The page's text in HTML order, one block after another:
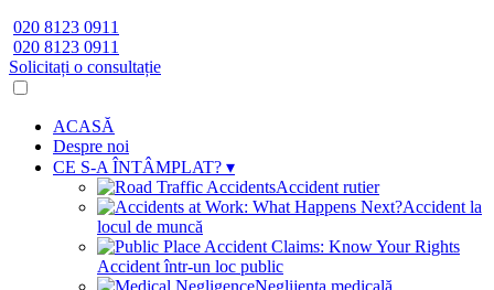
020 8123 0911
020 8123 0911
Solicitați o consultație
ACASĂ
Despre noi
CE S-A ÎNTÂMPLAT? ▾
Accident rutier
Accident la
locul de muncă
Accident într-un loc public
Neglijența medicală